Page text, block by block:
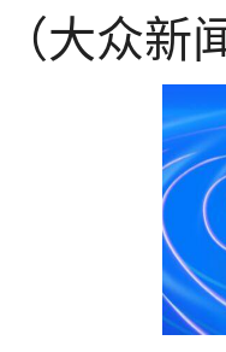
（大众